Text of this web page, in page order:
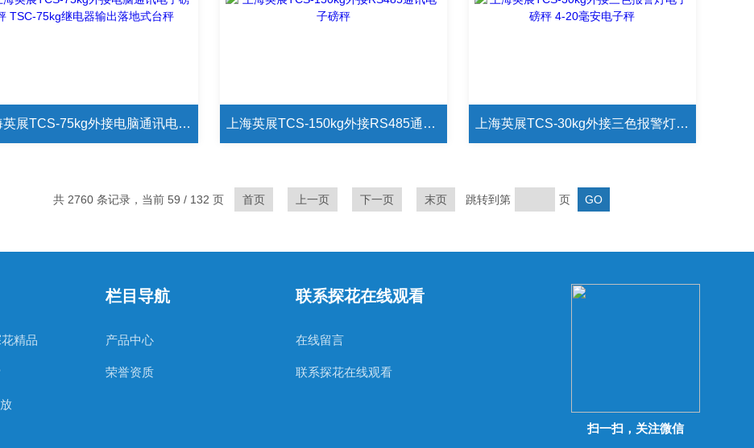
上海英展TCS-75kg外接电脑通讯电子磅秤 TSC-75kg继电器输出落地式台秤 上海英展TCS-150kg外接RS485通讯电子磅秤 上海英展TCS-30kg外接三色报警灯电子磅秤 4-20毫安电子秤
共 2760 条记录，当前 59 / 132 页 首页 上一页 下一页 末页 跳转到第 页
精品
栏目导航
产品中心
荣誉资质
联系探花在线观看
在线留言
联系探花在线观看
扫一扫，关注微信